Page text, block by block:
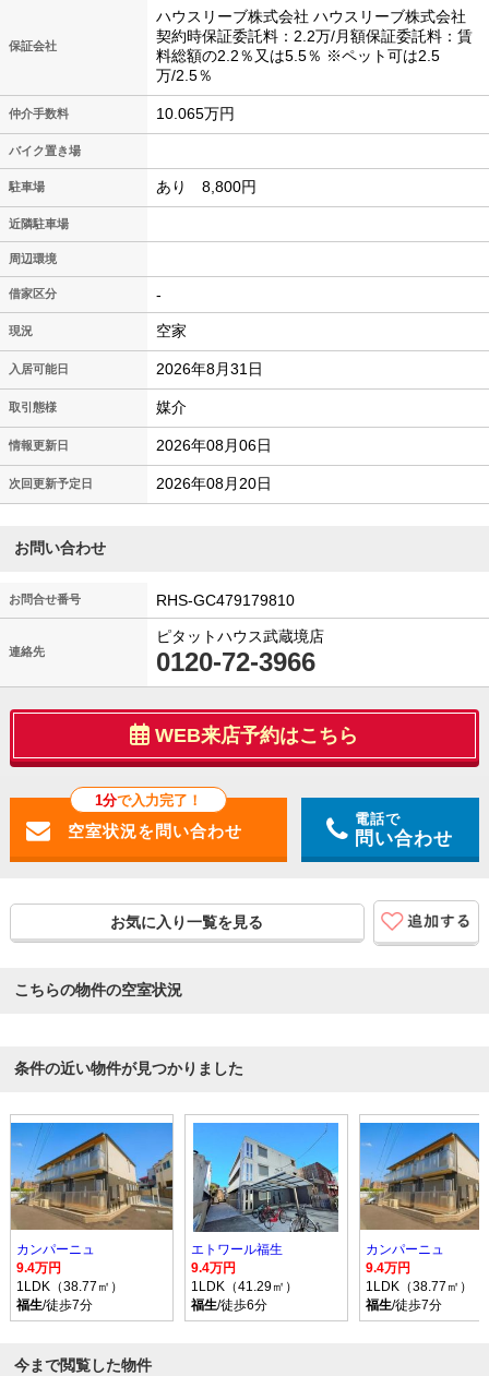
保証会社
ハウスリーブ株式会社 ハウスリーブ株式会社
契約時保証委託料：2.2万/月額保証委託料：賃
料総額の2.2％又は5.5％ ※ペット可は2.5
万/2.5％
仲介手数料 10.065万円
バイク置き場
駐車場 あり 8,800円
近隣駐車場
周辺環境
借家区分 -
現況 空家
入居可能日 2026年8月31日
取引態様 媒介
情報更新日 2026年08月06日
次回更新予定日 2026年08月20日
お問い合わせ
お問合せ番号 RHS-GC479179810
連絡先
ピタットハウス武蔵境店
0120-72-3966
WEB来店予約はこちら
1分で入力完了！
電話で
問い合わせ
お気に入り一覧を見る
こちらの物件の空室状況
条件の近い物件が見つかりました
カンパーニュ
9.4万円
1LDK（38.77㎡）
福生/徒歩7分
エトワール福生
9.4万円
1LDK（41.29㎡）
福生/徒歩6分
カンパーニュ
9.4万円
1LDK（38.77㎡）
福生/徒歩7分
今まで閲覧した物件